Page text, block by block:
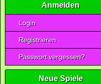
Anmelden
Login
Registrieren
Passwort vergessen?
Neue Spiele